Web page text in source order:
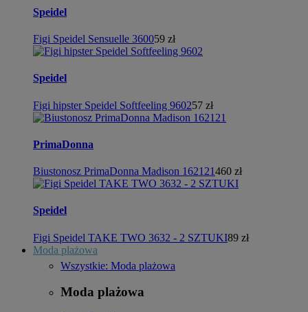
Speidel
Figi Speidel Sensuelle 360059 zł
Speidel
Figi hipster Speidel Softfeeling 960257 zł
PrimaDonna
Biustonosz PrimaDonna Madison 162121460 zł
Speidel
Figi Speidel TAKE TWO 3632 - 2 SZTUKI89 zł
Moda plażowa
Wszystkie: Moda plażowa
Moda plażowa